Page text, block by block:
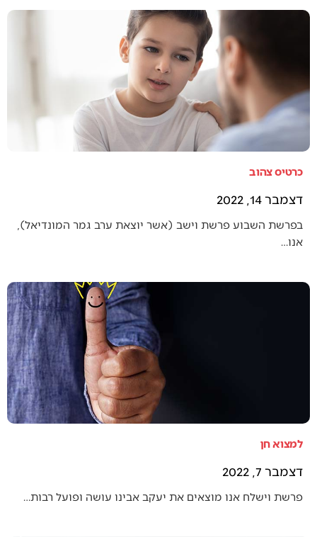
כרטיס צהוב
דצמבר 14, 2022
בפרשת השבוע פרשת וישב (אשר יוצאת ערב גמר המונדיאל),
אנו…
למצוא חן
דצמבר 7, 2022
פרשת וישלח אנו מוצאים את יעקב אבינו עושה ופועל רבות…